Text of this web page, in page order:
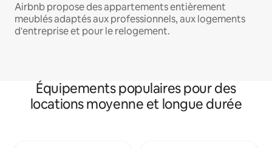
Airbnb propose des appartements entièrement
meublés adaptés aux professionnels, aux logements
d'entreprise et pour le relogement.
Équipements populaires pour des
locations moyenne et longue durée